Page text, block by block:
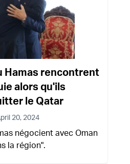
Hamas rencontrent
alors qu'ils
le Qatar
20, 2024
négocient avec Oman
la région".